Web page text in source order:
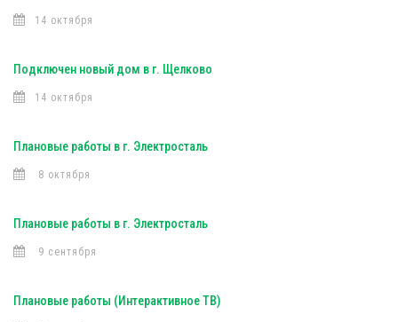
14 октября
Подключен новый дом в г. Щелково
14 октября
Плановые работы в г. Электросталь
8 октября
Плановые работы в г. Электросталь
9 сентября
Плановые работы (Интерактивное ТВ)